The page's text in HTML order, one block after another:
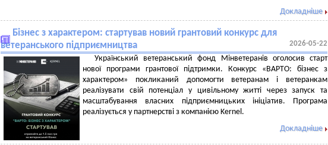
Докладніше
Бізнес з характером: стартував новий грантовий конкурс для
ветеранського підприємництва
2026-05-22
Український ветеранський фонд Мінветеранів оголосив старт
нової програми грантової підтримки. Конкурс «ВАРТО: бізнес з
характером» покликаний допомогти ветеранам і ветеранкам
реалізувати свій потенціал у цивільному житті через запуск та
масштабування власних підприємницьких ініціатив. Програма
реалізується у партнерстві з компанією Kernel.
Докладніше